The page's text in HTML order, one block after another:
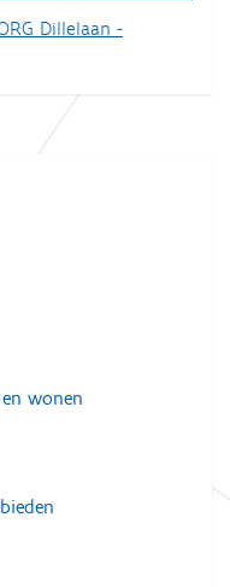
Dillelaan -
wonen